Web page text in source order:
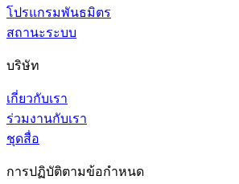
โปรแกรมพันธมิตร
สถานะระบบ
บริษัท
เกี่ยวกับเรา
ร่วมงานกับเรา
ชุดสื่อ
การปฏิบัติตามข้อกำหนด